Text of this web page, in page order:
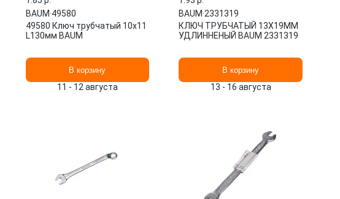
BAUM·49580
49580 Ключ трубчатый 10x11
L130мм BAUM
В корзину
11 - 12 августа
BAUM·2331319
КЛЮЧ ТРУБЧАТЫЙ 13X19ММ
УДЛИННЕНЫЙ BAUM 2331319
В корзину
13 - 16 августа